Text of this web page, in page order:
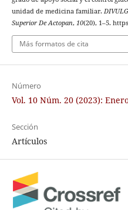
unidad de medicina familiar.
Superior De Actopan, 10(20), 1–5.
Más formatos de cita
Número
Vol. 10 Núm. 20 (2023):
Sección
Artículos